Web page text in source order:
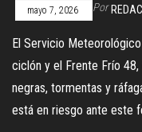
mayo 7, 2026 Por
El Servicio
ciclón y el Frente Frío
negras, tormentas y
está en riesgo ante este